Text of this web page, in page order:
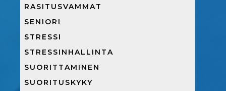
RASITUSVAMMAT
SENIORI
STRESSI
STRESSINHALLINTA
SUORITTAMINEN
SUORITUSKYKY